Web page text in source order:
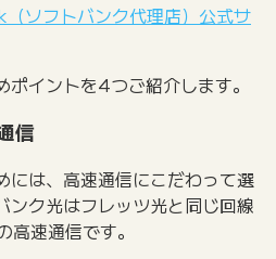
ソフトバンク代理店）公式サ
イントを4つご紹介します。
信
には、高速通信にこだわって選
ンク光はフレッツ光と同じ回線
速通信です。